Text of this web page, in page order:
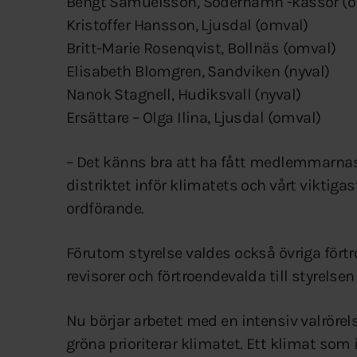
Kristoffer Hansson, Ljusdal (omval)
Britt-Marie Rosenqvist, Bollnäs (omval)
Elisabeth Blomgren, Sandviken (nyval)
Nanok Stagnell, Hudiksvall (nyval)
Ersättare – Olga Ilina, Ljusdal (omval)
– Det känns bra att ha fått
distriktet inför klimatets och vårt
ordförande.
Förutom styrelse valdes också övriga
revisorer och förtroendevalda till
Nu börjar arbetet med en intensiv
gröna prioriterar klimatet. Ett klimat som